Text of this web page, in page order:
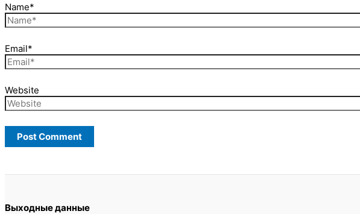
Name*
Email*
Website
Выходные данные